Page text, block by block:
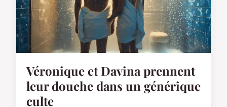
Véronique et Davina prennent
leur douche dans un générique
culte